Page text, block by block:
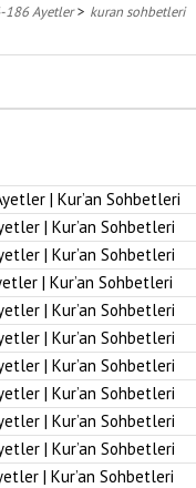
186 Ayetler> kuran sohbetleri
| Kur’an Sohbetleri
| Kur’an Sohbetleri
| Kur’an Sohbetleri
| Kur’an Sohbetleri
| Kur’an Sohbetleri
| Kur’an Sohbetleri
| Kur’an Sohbetleri
| Kur’an Sohbetleri
| Kur’an Sohbetleri
| Kur’an Sohbetleri
| Kur’an Sohbetleri